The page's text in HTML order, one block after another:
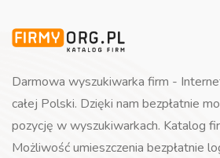
Darmowa wyszukiwarka firm -
całej Polski. Dzięki nam bezpłatnie
pozycję w wyszukiwarkach. Katalog
Możliwość umieszczenia bezpłatnie